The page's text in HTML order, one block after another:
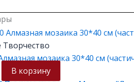
Творчество
мозаика 30*40 см
В корзину